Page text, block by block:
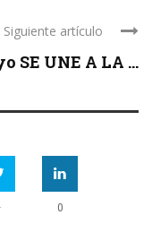
Siguiente artículo
SE UNE A LA ...
0